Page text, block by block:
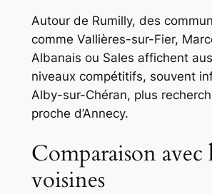
Autour de Rumilly, des
comme Vallières-sur-Fier,
Albanais ou Sales affichent
niveaux compétitifs, souvent
Alby-sur-Chéran, plus
proche d’Annecy.
Comparaison avec
voisines